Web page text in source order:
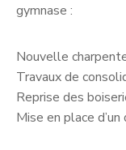
gymnase :
Nouvelle
Travaux de
Reprise des
Mise en place